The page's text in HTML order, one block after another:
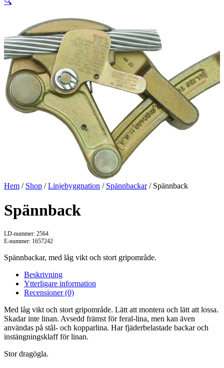
Hem / Shop /Linjebyggnation / Spännbackar/ Spännback
Spännback
LD-nummer: 2564
E-nummer: 1657242
Spännbackar, med låg vikt och stort gripområde.
Beskrivning
Ytterligare information
Recensioner (0)
Med låg vikt och stort gripområde. Lätt att montera och lätt att lossa.
Skadar inte linan. Avsedd främst för feral-lina, men kan även
användas på stål- och kopparlina. Har fjäderbelastade backar och
instängningsklaff för linan.
Stor dragögla.